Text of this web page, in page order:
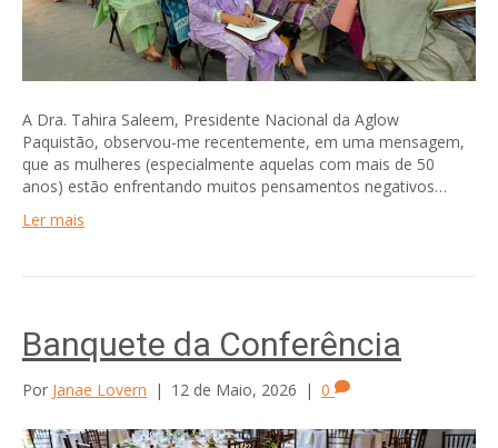
A Dra. Tahira Saleem, Presidente Nacional da Aglow
Paquistão, observou-me recentemente, em uma mensagem,
que as mulheres (especialmente aquelas com mais de 50
anos) estão enfrentando muitos pensamentos negativos…
Ler mais
Banquete da Conferência
Por Janae Lovern | 12 de Maio, 2026 | 0